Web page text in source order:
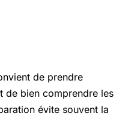
de prendre
de bien comprendre les
évite souvent la